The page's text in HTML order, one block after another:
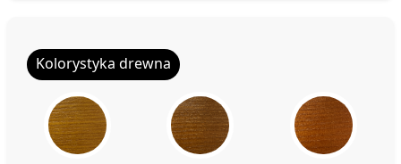
Kolorystyka drewna